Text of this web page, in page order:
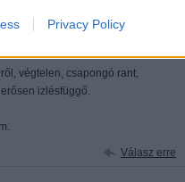
and other user protection.
Privacy Policy
végtelen, csapongó rant,
izlésfüggő.
Válasz erre